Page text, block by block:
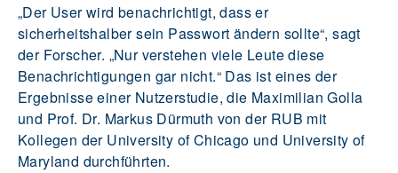
„Der User wird benachrichtigt, dass er
sicherheitshalber sein Passwort ändern sollte“, sagt
der Forscher. „Nur verstehen viele Leute diese
Benachrichtigungen gar nicht.“ Das ist eines der
Ergebnisse einer Nutzerstudie, die Maximilian Golla
und Prof. Dr. Markus Dürmuth von der RUB mit
Kollegen der University of Chicago und University of
Maryland durchführten.